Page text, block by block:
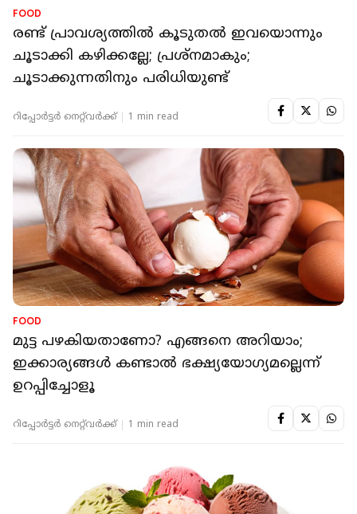
FOOD
രണ്ട് പ്രാവശ്യത്തില്‍ കൂടുതല്‍ ഇവയൊന്നും
ചൂടാക്കി കഴിക്കല്ലേ; പ്രശ്‌നമാകും;
ചൂടാക്കുന്നതിനും പരിധിയുണ്ട്
റിപ്പോർട്ടർ നെറ്റ്‌വര്‍ക്ക്‌ 1 min read
FOOD
മുട്ട പഴകിയതാണോ? എങ്ങനെ അറിയാം;
ഇക്കാര്യങ്ങള്‍ കണ്ടാല്‍ ഭക്ഷ്യയോഗ്യമല്ലെന്ന്
ഉറപ്പിച്ചോളൂ
റിപ്പോർട്ടർ നെറ്റ്‌വര്‍ക്ക്‌ 1 min read